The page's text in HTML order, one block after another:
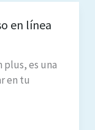
en línea
plus, es una
en tu